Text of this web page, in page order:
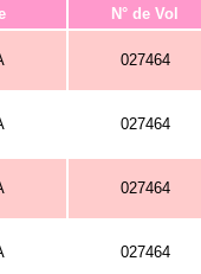
N° de Vol
027464
027464
027464
027464